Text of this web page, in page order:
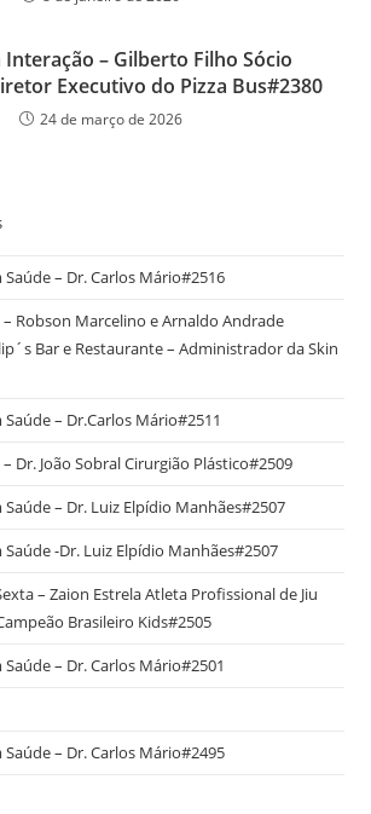
– Gilberto Filho Sócio
Executivo do Pizza Bus#2380
24 de março de 2026
– Dr. Carlos Mário#2516
Robson Marcelino e Arnaldo Andrade
Bar e Restaurante – Administrador da Skin
– Dr.Carlos Mário#2511
Dr. João Sobral Cirurgião Plástico#2509
– Dr. Luiz Elpídio Manhães#2507
-Dr. Luiz Elpídio Manhães#2507
– Zaion Estrela Atleta Profissional de Jiu
Brasileiro Kids#2505
– Dr. Carlos Mário#2501
– Dr. Carlos Mário#2495